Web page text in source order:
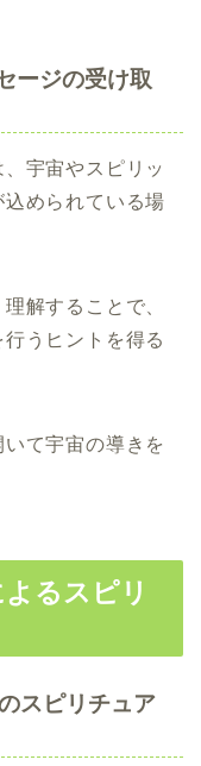
ージの受け取
宇宙やスピリッ
込められている場
解することで、
うヒントを得る
て宇宙の導きを
るスピリ
スピリチュア